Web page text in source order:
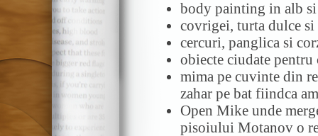
body painting in alb
covrigei, turta dulce
cercuri, panglica si
obiecte ciudate pentru
mima pe cuvinte din
zahar pe bat fiindca
Open Mike unde
pisoiului Motanov o